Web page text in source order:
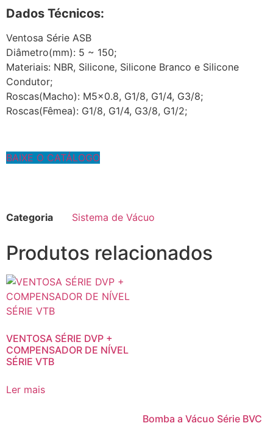
Dados Técnicos:
Ventosa Série ASB
Diâmetro(mm): 5 ~ 150;
Materiais: NBR, Silicone, Silicone Branco e Silicone
Condutor;
Roscas(Macho): M5x0.8, G1/8, G1/4, G3/8;
Roscas(Fêmea): G1/8, G1/4, G3/8, G1/2;
BAIXE O CATÁLOGO
Categoria Sistema de Vácuo
Produtos relacionados
VENTOSA SÉRIE DVP +
COMPENSADOR DE NÍVEL
SÉRIE VTB
Ler mais
Bomba a Vácuo Série BVC